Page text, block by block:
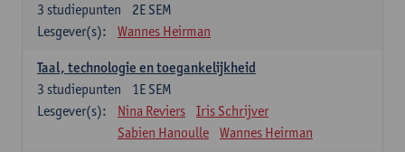
2E SEM
3 studiepunten
Lesgever(s):
Wannes Heirman
Taal, technologie en toegankelijkheid
1E SEM
3 studiepunten
Lesgever(s):
Nina Reviers
Iris Schrijver
Sabien Hanoulle
Wannes Heirman